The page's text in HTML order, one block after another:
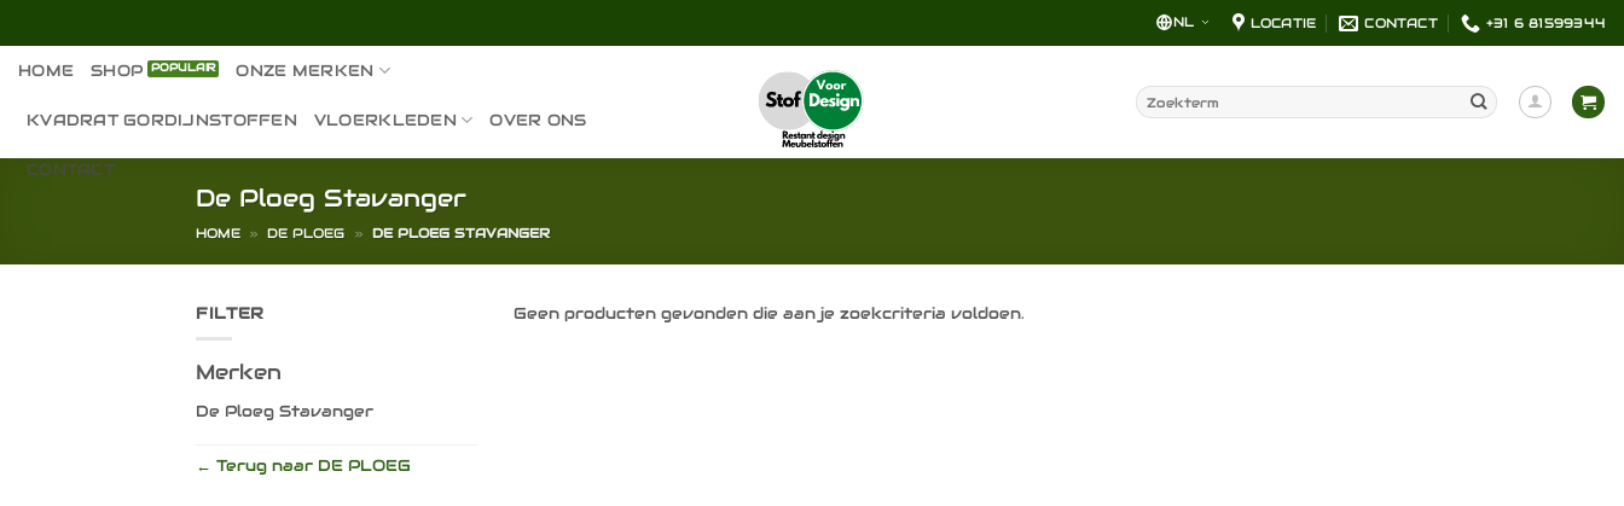
inhoud
NL LOCATIE CONTACT +31 6 81599344
HOME SHOP ONZE MERKEN
KVADRAT GORDIJNSTOFFEN VLOERKLEDEN OVER ONS
CONTACT
Zoeken
naar:
De Ploeg Stavanger
HOME » DE PLOEG » DE PLOEG STAVANGER
FILTER
Merken
De Ploeg Stavanger
← Terug naar DE PLOEG
Geen producten gevonden die aan je zoekcriteria voldoen.